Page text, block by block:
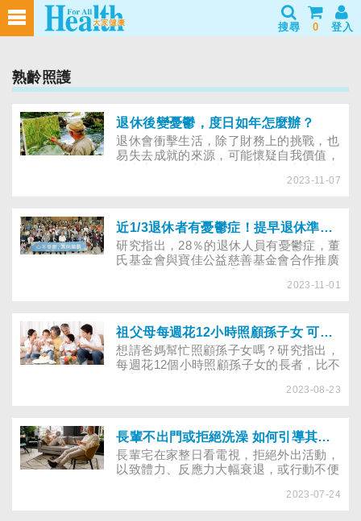
搜尋 0 登入
熟齡照護
退休後變憂鬱，度日如年怎麼辦？
退休會衝擊生活，除了財務上的挑戰，也
易失去成就的來源，可能懷疑自我價值，
憂鬱、焦慮等心理健康問題。觀察2重
2023-11-07
近1/3退休者有憂鬱症！提早退休準備、學習自我接納，能減少憂鬱！
研究指出，28％的退休人員有憂鬱症，董
氏基金會與寶佳公益慈善基金會合作推廣
我會去找你》新書及「接納，心不受限」
權。
2023-11-01
祖父母每週花12小時照顧孫子女 可避免孤獨、獲得成就感
想請爸媽幫忙照顧孫子女嗎？研究指出，
每週花12個小時照顧孫子女的長者，比不
要注意的是請父母顧孫的時間不要過長，
2023-08-23
長輩不出門或拒絕洗澡 如何引導其改變？
長輩宅在家整日看電視，拒絕外出活動，
以致體力、反應力大幅衰退，或行動不便
嗎？換個說法，或由兒孫、同輩朋友發揮
2023-07-24